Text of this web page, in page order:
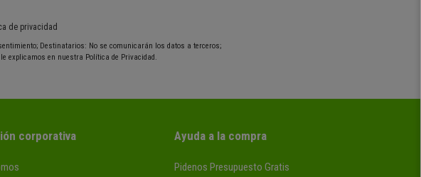
de privacidad
Destinatarios: No se comunicarán los datos a terceros;
explicamos en nuestra Política de Privacidad.
corporativa Ayuda a la compra
Pidenos Presupuesto Gratis